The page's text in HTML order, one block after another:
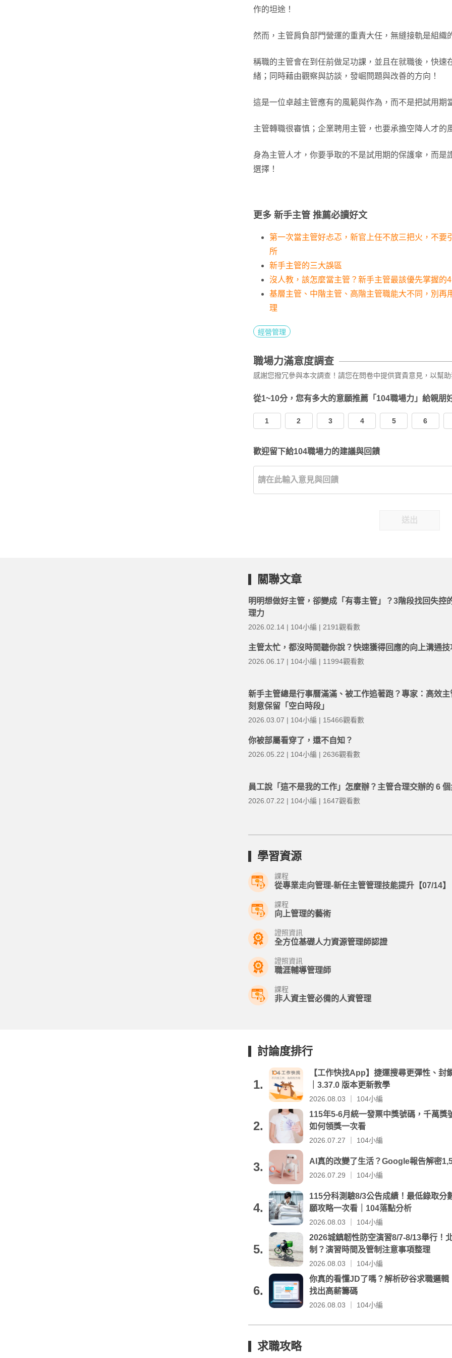
作的坦途！
然而，主管肩負部門營運的重責大任，無縫接軌是組織
稱職的主管會在到任前做足功課，並且在就職後，快速
緒；同時藉由觀察與訪談，發崛問題與改善的方向！
這是一位卓越主管應有的風範與作為，而不是把試用期
主管轉職很審慎；企業聘用主管，也要承擔空降人才的
身為主管人才，你要爭取的不是試用期的保護傘，而是
選擇！
更多 新手主管 推薦必讀好文
第一次當主管好忐忑，新官上任不放三把火，不要
所
新手主管的三大誤區
沒人教，該怎麼當主管？新手主管最該優先掌握的
基層主管、中階主管、高階主管職能大不同，別再
理
經營管理
職場力滿意度調查
感謝您撥冗參與本次調查！請您在問卷中提供寶貴意見，以幫
從1~10分，您有多大的意願推薦「104職場力」給親朋
1 2 3 4 5 6
歡迎留下給104職場力的建議與回饋
送出
關聯文章
明明想做好主管，卻變成「有毒主管」？3階段找回失控
理力
2026.02.14 | 104小編 | 2191觀看數
主管太忙，都沒時間聽你說？快速獲得回應的向上溝通技
2026.06.17 | 104小編 | 11994觀看數
新手主管總是行事曆滿滿、被工作追著跑？專家：高效主
刻意保留「空白時段」
2026.03.07 | 104小編 | 15466觀看數
你被部屬看穿了，還不自知？
2026.05.22 | 104小編 | 2636觀看數
員工說「這不是我的工作」怎麼辦？主管合理交辦的 6
2026.07.22 | 104小編 | 1647觀看數
學習資源
課程
從專業走向管理-新任主管管理技能提升【07/14】
課程
向上管理的藝術
證照資訊
全方位基礎人力資源管理師認證
證照資訊
職涯輔導管理師
課程
非人資主管必備的人資管理
討論度排行
1.
【工作快找App】捷運搜尋更彈性、封
｜3.37.0 版本更新教學
2026.08.03 ｜ 104小編
2.
115年5-6月統一發票中獎號碼，千萬獎
如何領獎一次看
2026.07.27 ｜ 104小編
3. AI真的改變了生活？Google報告解密
2026.07.29 ｜ 104小編
4.
115分科測驗8/3公告成績！最低錄取分
願攻略一次看｜104落點分析
2026.08.03 ｜ 104小編
5.
2026城鎮韌性防空演習8/7-8/13舉行！
制？演習時間及管制注意事項整理
2026.08.03 ｜ 104小編
6.
你真的看懂JD了嗎？解析矽谷求職邏
找出高薪籌碼
2026.08.03 ｜ 104小編
求職攻略